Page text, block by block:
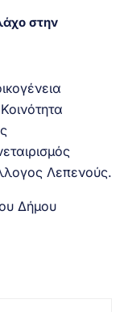
στην
Λεπενούς.
Δήμου